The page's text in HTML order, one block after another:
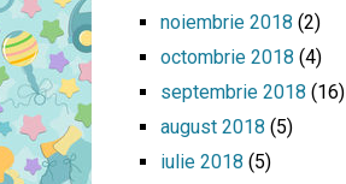
noiembrie 2018 (2)
octombrie 2018 (4)
septembrie 2018 (16)
august 2018 (5)
iulie 2018 (5)